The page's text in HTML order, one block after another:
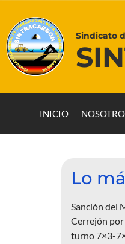
Sindicato
INICIO
Lo
Sanción del
Cerrejón
turno 7×3-